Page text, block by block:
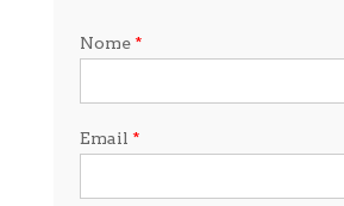
Nome *
Email *